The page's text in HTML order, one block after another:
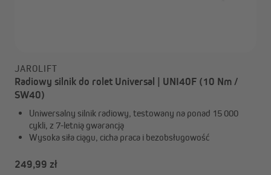
JAROLIFT
Radiowy silnik do rolet Universal | UNI40F (10 Nm /
SW40)
Uniwersalny silnik radiowy, testowany na ponad 15 000
cykli, z 7-letnią gwarancją
Wysoka siła ciągu, cicha praca i bezobsługowość
249,99 zł